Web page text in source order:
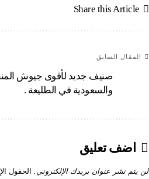
Share this Article
المقال السابق
صنيف جديد لأقوى جيوش
والسعودية في الطليعة .
اضف تعليق
لن يتم نشر عنوان بريدك الإلكتروني. الحقول